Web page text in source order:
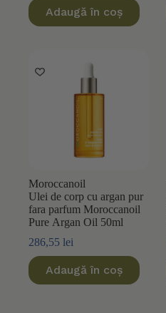
a
fost:
este:
112,50 lei.
Adaugă în coș
Moroccanoil
Ulei de corp cu argan pur
fara parfum Moroccanoil
Pure Argan Oil 50ml
286,55 lei
Adaugă în coș